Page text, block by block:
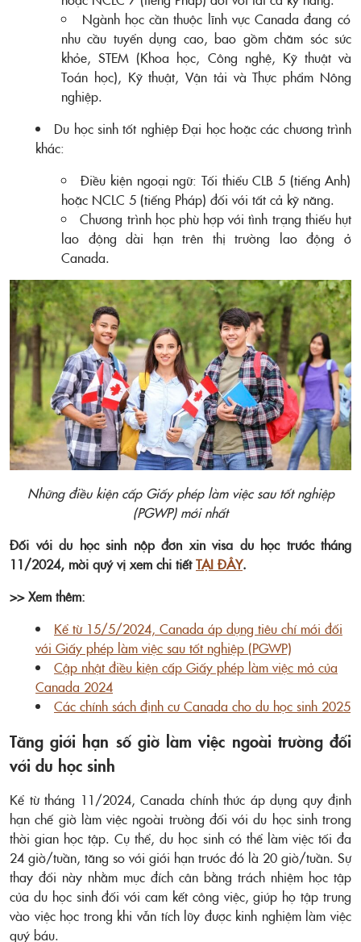
Ngành học cần thuộc lĩnh vực Canada đang có
nhu cầu tuyển dụng cao, bao gồm chăm sóc sức
khỏe, STEM (Khoa học, Công nghệ, Kỹ thuật và
Toán học), Kỹ thuật, Vận tải và Thực phẩm Nông
nghiệp.
Du học sinh tốt nghiệp Đại học hoặc các chương trình
khác:
Điều kiện ngoại ngữ: Tối thiểu CLB 5 (tiếng Anh)
hoặc NCLC 5 (tiếng Pháp) đối với tất cả kỹ năng.
Chương trình học phù hợp với tình trạng thiếu hụt
lao động dài hạn trên thị trường lao động ở
Canada.
Những điều kiện cấp Giấy phép làm việc sau tốt nghiệp
(PGWP) mới nhất
Đối với du học sinh nộp đơn xin visa du học trước tháng
11/2024, mời quý vị xem chi tiếtTẠI ĐÂY.
>> Xem thêm:
Kể từ 15/5/2024, Canada áp dụng tiêu chí mới đối
với Giấy phép làm việc sau tốt nghiệp (PGWP)
Cập nhật điều kiện cấp Giấy phép làm việc mở của
Canada 2024
Các chính sách định cư Canada cho du học sinh 2025
Tăng giới hạn số giờ làm việc ngoài trường đối
với du học sinh
Kể từ tháng 11/2024, Canada chính thức áp dụng quy định
hạn chế giờ làm việc ngoài trường đối với du học sinh trong
thời gian học tập. Cụ thể, du học sinh có thể làm việc tối đa
24 giờ/tuần, tăng so với giới hạn trước đó là 20 giờ/tuần. Sự
thay đổi này nhằm mục đích cân bằng trách nhiệm học tập
của du học sinh đối với cam kết công việc, giúp họ tập trung
vào việc học trong khi vẫn tích lũy được kinh nghiệm làm việc
quý báu.